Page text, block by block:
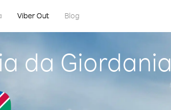
Viber Out Blog
da Giordania